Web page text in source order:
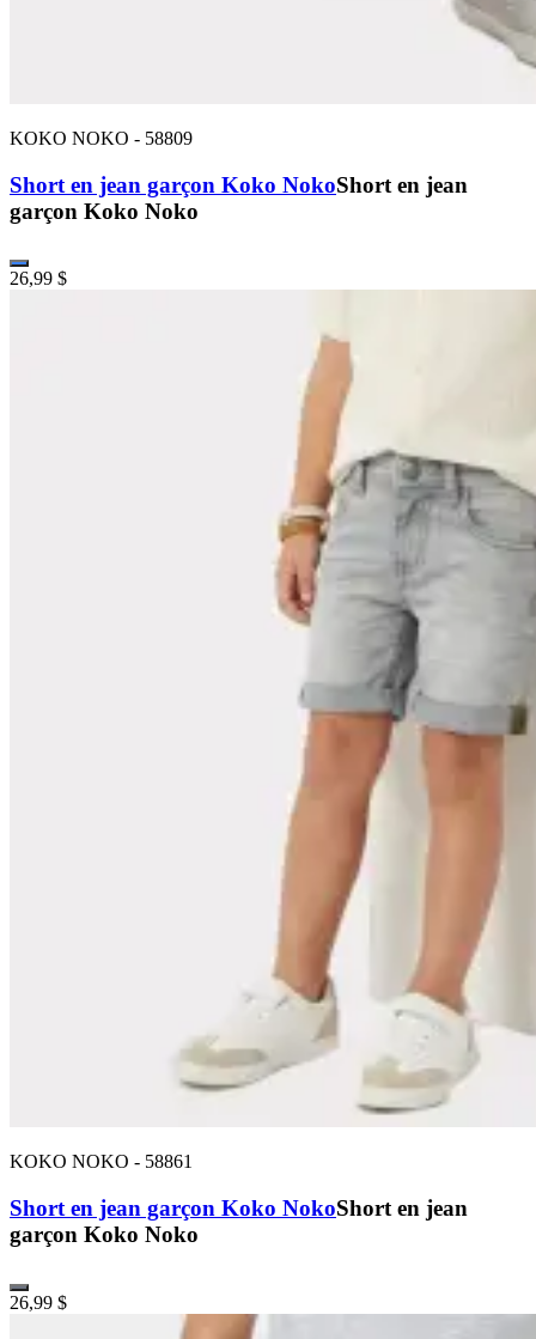
KOKO NOKO - 58809
Short en jean garçon Koko NokoShort en jean
garçon Koko Noko
26,99 $
KOKO NOKO - 58861
Short en jean garçon Koko NokoShort en jean
garçon Koko Noko
26,99 $